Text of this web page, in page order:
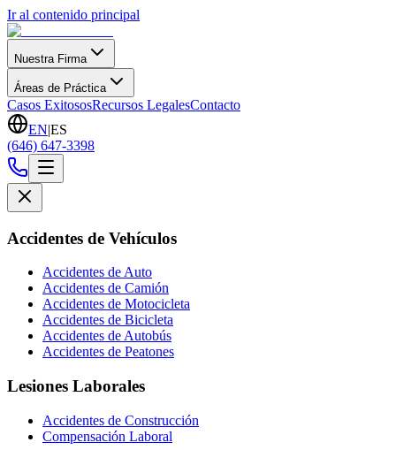
Ir al contenido principal
Nuestra Firma
Áreas de Práctica
Casos ExitososRecursos LegalesContacto
EN|ES
(646) 647-3398
Accidentes de Vehículos
Accidentes de Auto
Accidentes de Camión
Accidentes de Motocicleta
Accidentes de Bicicleta
Accidentes de Autobús
Accidentes de Peatones
Lesiones Laborales
Accidentes de Construcción
Compensación Laboral